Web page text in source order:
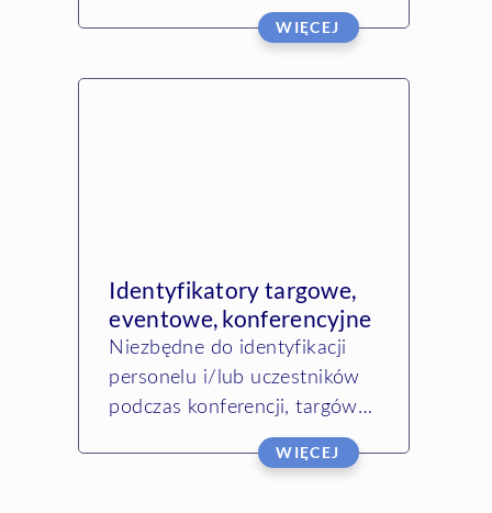
Bezdotykowa komunikacja na
częstotliwości 13,56 MHz i
WIĘCEJ
Identyfikatory targowe,
eventowe, konferencyjne
Niezbędne do identyfikacji
personelu i/lub uczestników
podczas konferencji, targów i
eventów. Służą do uzyskania
WIĘCEJ